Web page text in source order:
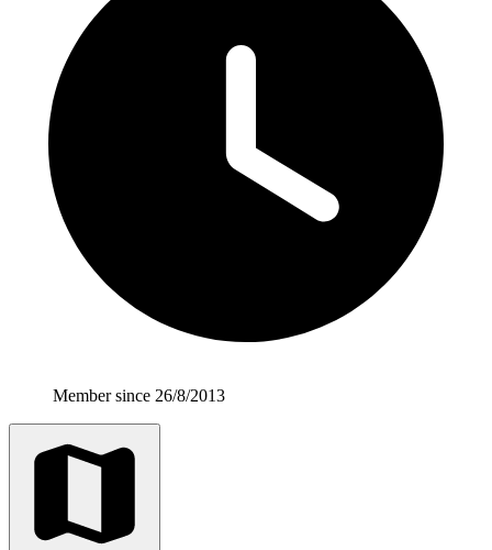
Member since 26/8/2013